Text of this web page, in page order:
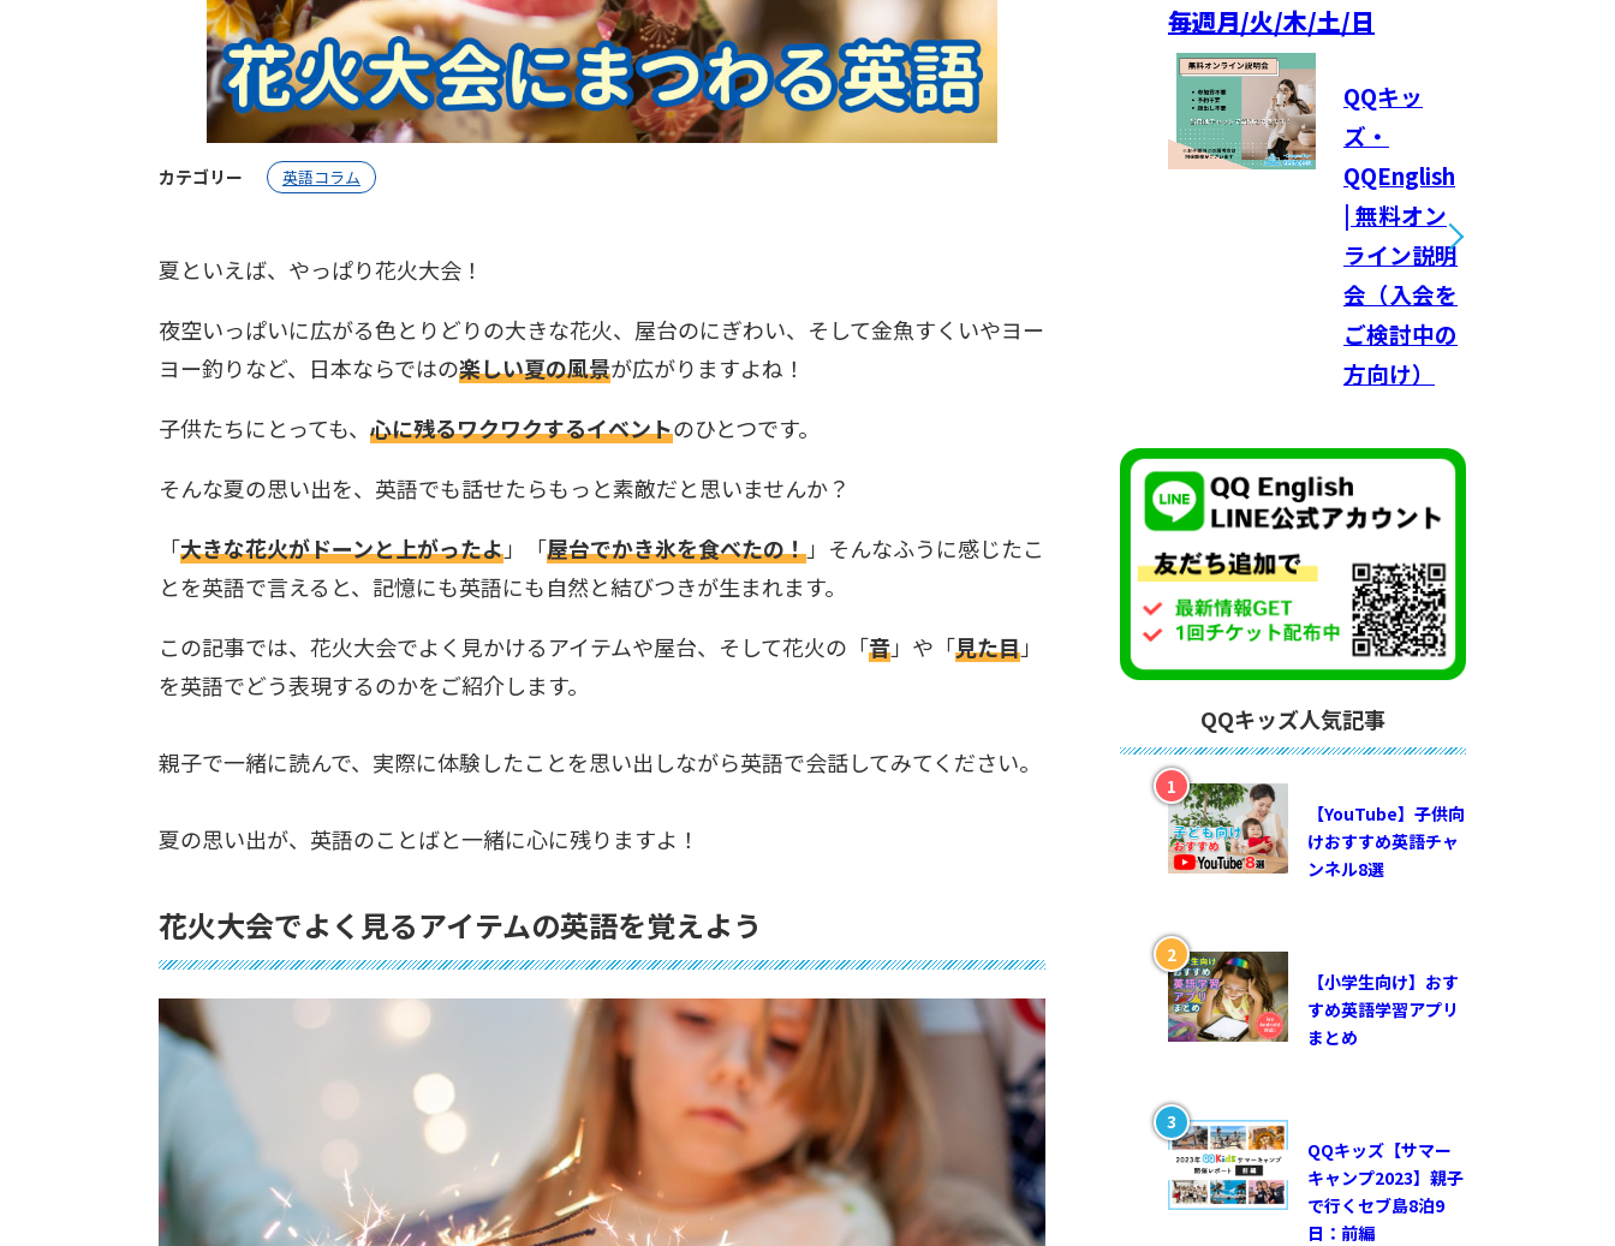
カテゴリー 英語コラム
夏といえば、やっぱり花火大会！
夜空いっぱいに広がる色とりどりの大きな花火、屋台のにぎわい、そして金魚すくいやヨー
ヨー釣りなど、日本ならではの楽しい夏の風景が広がりますよね！
子供たちにとっても、 心に残るワクワクするイベントのひとつです。
そんな夏の思い出を、英語でも話せたらもっと素敵だと思いませんか？
「大きな花火がドーンと上がったよ」「屋台でかき氷を食べたの！」そんなふうに感じたこ
とを英語で言えると、記憶にも英語にも自然と結びつきが生まれます。
この記事では、花火大会でよく見かけるアイテムや屋台、そして花火の「音」や「見た目」
を英語でどう表現するのかをご紹介します。
親子で一緒に読んで、実際に体験したことを思い出しながら英語で会話してみてください。
夏の思い出が、英語のことばと一緒に心に残りますよ！
花火大会でよく見るアイテムの英語を覚えよう
毎週月/火/木/土/日
QQキッ
ズ・
QQEnglish
| 無料オン
ライン説明
会（入会を
ご検討中の
方向け）
QQキッズ人気記事
【YouTube】子供向
けおすすめ英語チャ
ンネル8選
【小学生向け】おす
すめ英語学習アプリ
まとめ
QQキッズ【サマー
キャンプ2023】親子
で行くセブ島8泊9
日：前編